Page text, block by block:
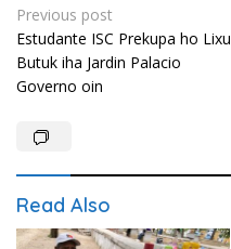
Post
navigation
Previous post
Estudante ISC Prekupa ho Lixu
Butuk iha Jardin Palacio
Governo oin
Read Also